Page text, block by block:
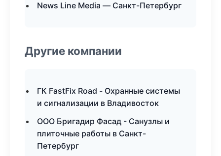
News Line Media — Санкт-Петербург
Другие компании
ГК FastFix Road - Охранные системы
и сигнализации в Владивосток
ООО Бригадир Фасад - Санузлы и
плиточные работы в Санкт-
Петербург